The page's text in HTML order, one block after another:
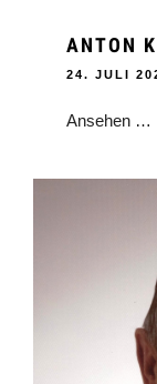
ANTON
24. JULI
Ansehen …